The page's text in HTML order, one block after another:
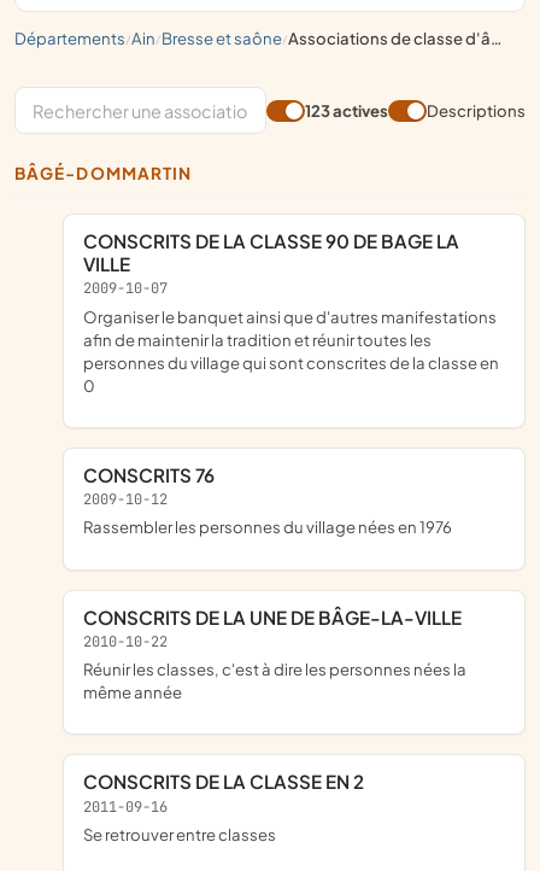
départements/ ain/ bresse et saône/ associations de classe d'âge
123 actives Descriptions
BÂGÉ-DOMMARTIN
CONSCRITS DE LA CLASSE 90 DE BAGE LA
VILLE
2009-10-07
organiser le banquet ainsi que d'autres manifestations
afin de maintenir la tradition et réunir toutes les
personnes du village qui sont conscrites de la classe en
0
CONSCRITS 76
2009-10-12
rassembler les personnes du village nées en 1976
CONSCRITS DE LA UNE DE BÂGE-LA-VILLE
2010-10-22
réunir les classes, c'est à dire les personnes nées la
même année
CONSCRITS DE LA CLASSE EN 2
2011-09-16
se retrouver entre classes